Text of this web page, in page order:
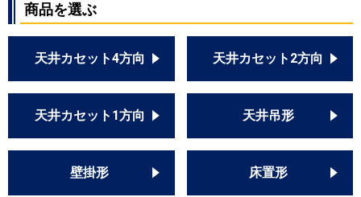
商品を選ぶ
天井カセット4方向 天井カセット2方向
天井カセット1方向 天井吊形
壁掛形 床置形